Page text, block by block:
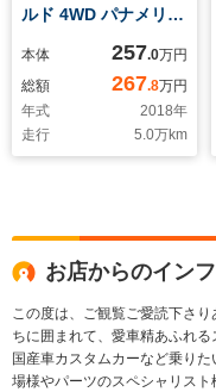
ルド 4WD パナメリカ
マンドHDDナビ地デ
ジTV LEDライト バッ
クカメラ ハーフレザ
ー革シート 電動テー
ルゲート 車線逸脱防
テム ブラックポリッ
シュ18AW
本体 257.0万円
総額
267.8万円
年式
2018年
走行
5.0万km
お店からのイン
この度は、ご観覧ご愛読下さ
ちに囲まれて、愛車精あふれ
国産車カスタムカーなど乗り
場様やパーツのスペシャリス